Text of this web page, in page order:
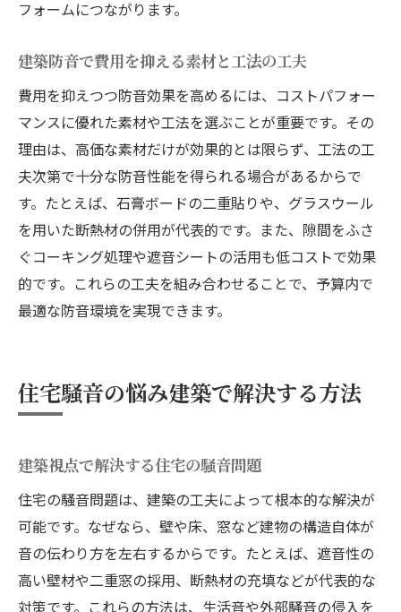
フォームにつながります。
建築防音で費用を抑える素材と工法の工夫
費用を抑えつつ防音効果を高めるには、コストパフォー
マンスに優れた素材や工法を選ぶことが重要です。その
理由は、高価な素材だけが効果的とは限らず、工法の工
夫次第で十分な防音性能を得られる場合があるからで
す。たとえば、石膏ボードの二重貼りや、グラスウール
を用いた断熱材の併用が代表的です。また、隙間をふさ
ぐコーキング処理や遮音シートの活用も低コストで効果
的です。これらの工夫を組み合わせることで、予算内で
最適な防音環境を実現できます。
住宅騒音の悩み建築で解決する方法
建築視点で解決する住宅の騒音問題
住宅の騒音問題は、建築の工夫によって根本的な解決が
可能です。なぜなら、壁や床、窓など建物の構造自体が
音の伝わり方を左右するからです。たとえば、遮音性の
高い壁材や二重窓の採用、断熱材の充填などが代表的な
対策です。これらの方法は、生活音や外部騒音の侵入を